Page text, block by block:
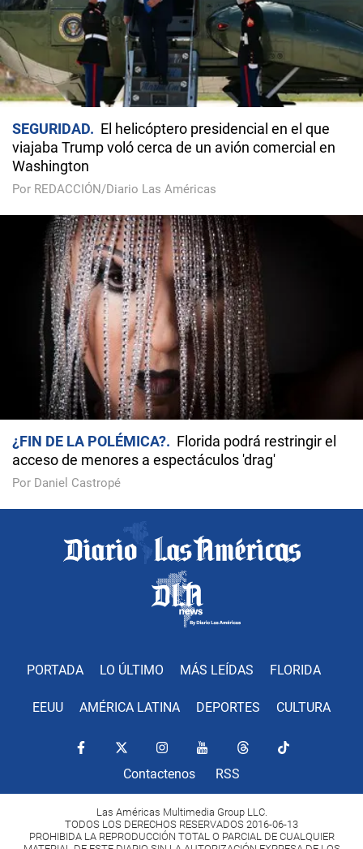
SEGURIDAD
El helicóptero presidencial en el que
viajaba Trump voló cerca de un avión comercial en
Washington
Por REDACCIÓN/Diario Las Américas
¿FIN DE LA POLÉMICA?
Florida podrá restringir el
acceso de menores a espectáculos 'drag'
Por Daniel Castropé
PORTADA LO ÚLTIMO MÁS LEÍDAS FLORIDA
EEUU AMÉRICA LATINA DEPORTES CULTURA
Contactenos RSS
Las Américas Multimedia Group LLC.
TODOS LOS DERECHOS RESERVADOS 2016-06-13
PROHIBIDA LA REPRODUCCIÓN TOTAL O PARCIAL DE CUALQUIER